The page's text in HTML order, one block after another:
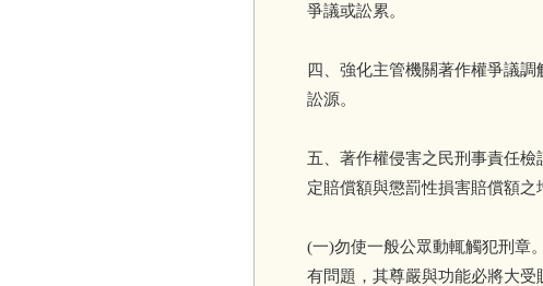
爭議或訟累。
四、強化主管機關著作權爭議
訟源。
五、著作權侵害之民刑事責任
定賠償額與懲罰性損害賠償額之
(一)勿使一般公眾動輒觸犯刑章
有問題，其尊嚴與功能必將大受